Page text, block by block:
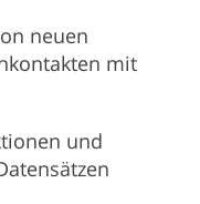
neuen
mit
und